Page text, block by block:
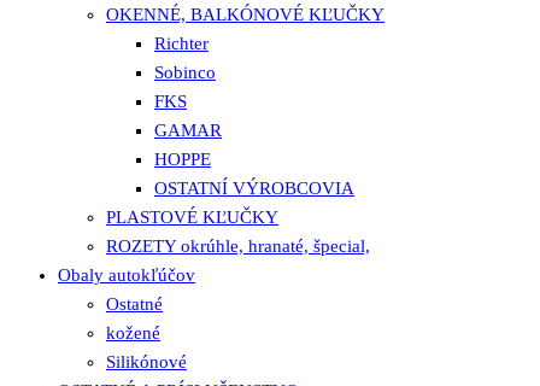
OKENNÉ, BALKÓNOVÉ KĽUČKY
Richter
Sobinco
FKS
GAMAR
HOPPE
OSTATNÍ VÝROBCOVIA
PLASTOVÉ KĽUČKY
ROZETY okrúhle, hranaté, špecial,
Obaly autokľúčov
Ostatné
kožené
Silikónové